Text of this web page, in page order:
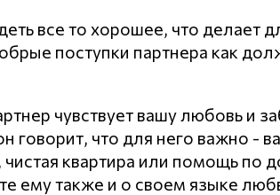
все то хорошее, что делает
поступки партнера как
чувствует вашу любовь и
говорит, что для него важно -
квартира или помощь по
ему также и о своем языке